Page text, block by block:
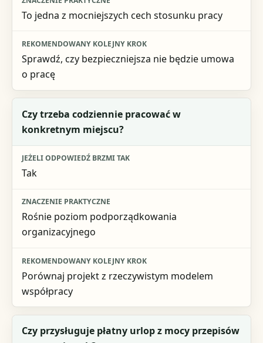
To jedna z mocniejszych cech stosunku pracy
Sprawdź, czy bezpieczniejsza nie będzie umowa
o pracę
Czy trzeba codziennie pracować w
konkretnym miejscu?
Tak
Rośnie poziom podporządkowania
organizacyjnego
Porównaj projekt z rzeczywistym modelem
współpracy
Czy przysługuje płatny urlop z mocy przepisów